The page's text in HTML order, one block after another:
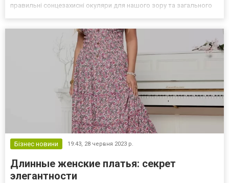
правильні сонцезахисні окуляри для нашого зору та загального
Бізнес новини 19:43, 28 червня 2023 р.
Длинные женские платья: секрет
элегантности